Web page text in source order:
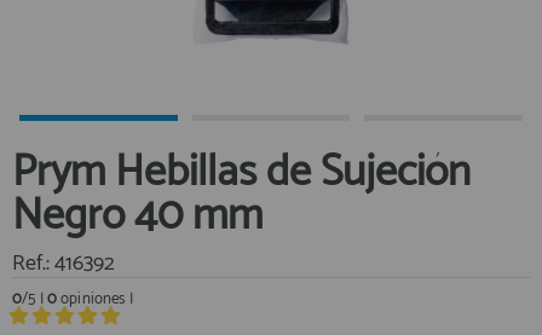
Libros
Mantenimiento y Limpieza
Motonautica
Motores
Navegacion
Al crear una cuenta en francobordo.com podrás realizar tus
registro cliente
Prym Hebillas de Sujeción
Negro 40 mm
Ref.: 416392
0/5 |0opiniones |